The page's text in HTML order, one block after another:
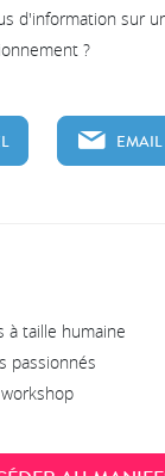
d'information sur
?
EMAIL
à taille humaine
passionnés